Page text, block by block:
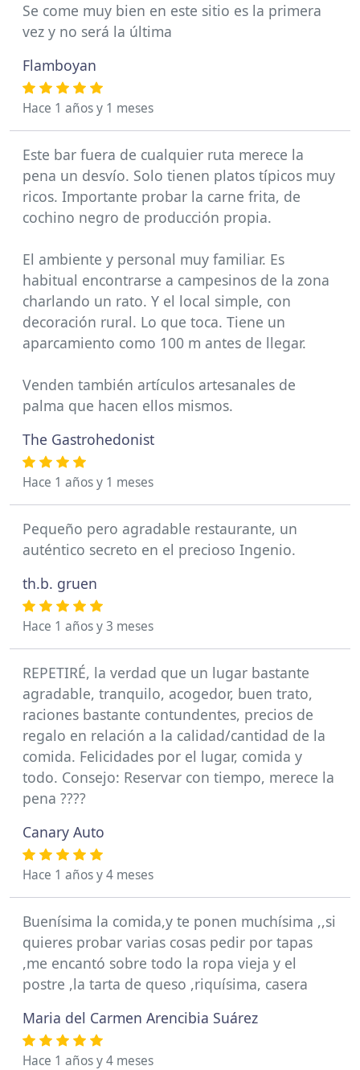
Se come muy bien en este sitio es la primera
vez y no será la última
Flamboyan
Hace 1 años y 1 meses
Este bar fuera de cualquier ruta merece la
pena un desvío. Solo tienen platos típicos muy
ricos. Importante probar la carne frita, de
cochino negro de producción propia.
El ambiente y personal muy familiar. Es
habitual encontrarse a campesinos de la zona
charlando un rato. Y el local simple, con
decoración rural. Lo que toca. Tiene un
aparcamiento como 100 m antes de llegar.
Venden también artículos artesanales de
palma que hacen ellos mismos.
The Gastrohedonist
Hace 1 años y 1 meses
Pequeño pero agradable restaurante, un
auténtico secreto en el precioso Ingenio.
th.b. gruen
Hace 1 años y 3 meses
REPETIRÉ, la verdad que un lugar bastante
agradable, tranquilo, acogedor, buen trato,
raciones bastante contundentes, precios de
regalo en relación a la calidad/cantidad de la
comida. Felicidades por el lugar, comida y
todo. Consejo: Reservar con tiempo, merece la
pena ????
Canary Auto
Hace 1 años y 4 meses
Buenísima la comida,y te ponen muchísima ,,si
quieres probar varias cosas pedir por tapas
,me encantó sobre todo la ropa vieja y el
postre ,la tarta de queso ,riquísima, casera
Maria del Carmen Arencibia Suárez
Hace 1 años y 4 meses